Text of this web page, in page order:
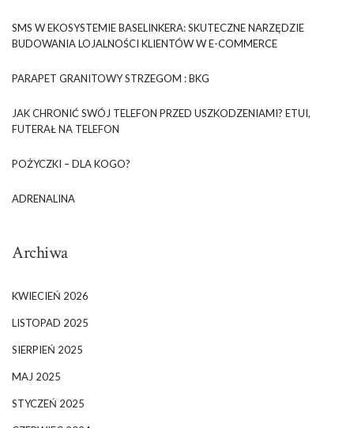
SMS W EKOSYSTEMIE BASELINKERA: SKUTECZNE NARZĘDZIE
BUDOWANIA LOJALNOŚCI KLIENTÓW W E-COMMERCE
PARAPET GRANITOWY STRZEGOM : BKG
JAK CHRONIĆ SWÓJ TELEFON PRZED USZKODZENIAMI? ETUI,
FUTERAŁ NA TELEFON
POŻYCZKI – DLA KOGO?
ADRENALINA
Archiwa
KWIECIEŃ 2026
LISTOPAD 2025
SIERPIEŃ 2025
MAJ 2025
STYCZEŃ 2025